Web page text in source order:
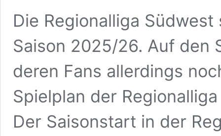
Die Regionalliga
Saison 2025/26. Auf den
deren Fans allerdings
Spielplan der
Der Saisonstart in der